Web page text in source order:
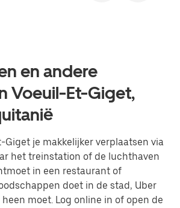
en andere
Voeuil-Et-Giget,
Giget je makkelijker verplaatsen via
het treinstation of de luchthaven
in een restaurant of
doet in de stad, Uber
moet. Log online in of open de